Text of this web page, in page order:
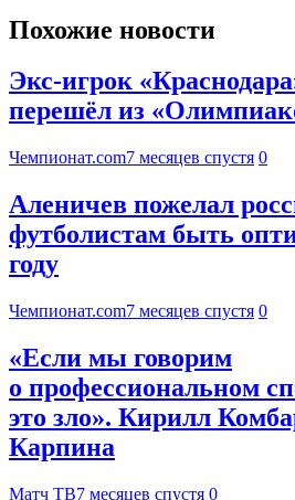
Похожие новости
Экс-игрок
перешёл из
Чемпионат.com7 месяцев спустя 0
Аленичев пожелал
футболистам быть
году
Чемпионат.com7 месяцев спустя 0
«Если мы говорим
о профессиональном
это зло». Кирилл
Карпина
Матч ТВ7 месяцев спустя 0